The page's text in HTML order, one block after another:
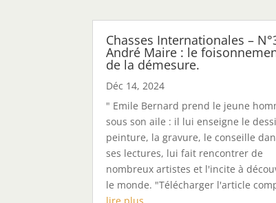
Chasses Internationales –
André Maire : le
de la démesure.
Déc 14, 2024
" Emile Bernard prend le jeune
sous son aile : il lui enseigne le
peinture, la gravure, le conseille
ses lectures, lui fait rencontrer de
nombreux artistes et l'incite à
le monde. "Télécharger l'article